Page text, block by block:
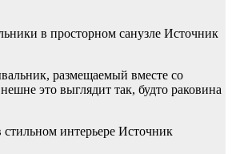
в просторном санузле Источник
размещаемый вместе со
это выглядит так, будто раковина
стильном интерьере Источник